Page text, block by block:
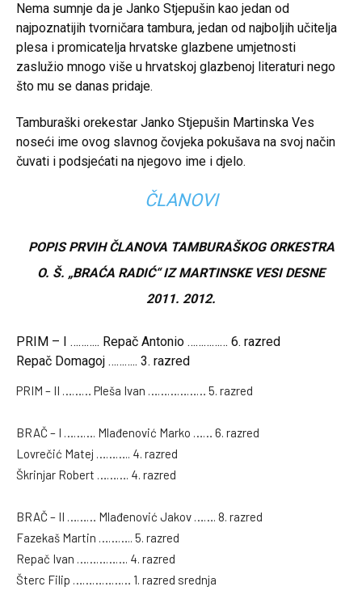
Nema sumnje da je Janko Stjepušin kao jedan od
najpoznatijih tvorničara tambura, jedan od najboljih učitelja
plesa i promicatelja hrvatske glazbene umjetnosti
zaslužio mnogo više u hrvatskoj glazbenoj literaturi nego
što mu se danas pridaje.
Tamburaški orekestar Janko Stjepušin Martinska Ves
noseći ime ovog slavnog čovjeka pokušava na svoj način
čuvati i podsjećati na njegovo ime i djelo.
ČLANOVI
POPIS PRVIH ČLANOVA TAMBURAŠKOG ORKESTRA
O. Š. „BRAĆA RADIĆ“ IZ MARTINSKE VESI DESNE
2011. 2012.
PRIM – I ……….. Repač Antonio …………… 6. razred
Repač Domagoj ……….. 3. razred
PRIM – II ……… Pleša Ivan ……………… 5. razred
BRAČ – I ………. Mlađenović Marko …… 6. razred
Lovrečić Matej ……….. 4. razred
Škrinjar Robert ………. 4. razred
BRAČ – II ……… Mlađenović Jakov ……. 8. razred
Fazekaš Martin ……….. 5. razred
Repač Ivan ……………. 4. razred
Šterc Filip ……………… 1. razred srednja